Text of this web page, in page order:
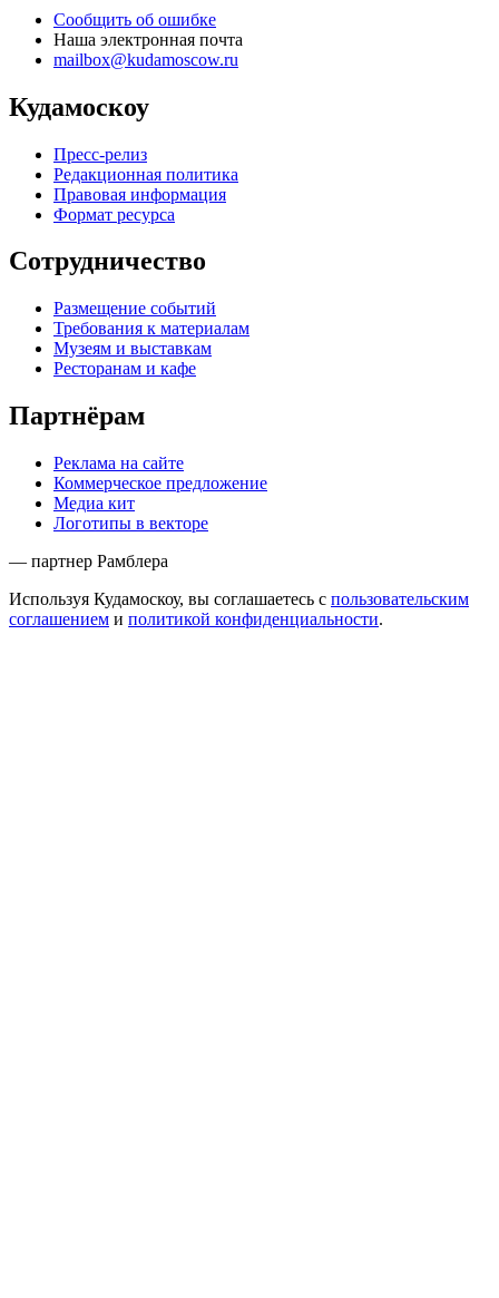
Сообщить об ошибке
Наша электронная почта
mailbox@kudamoscow.ru
Кудамоскоу
Пресс-релиз
Редакционная политика
Правовая информация
Формат ресурса
Сотрудничество
Размещение событий
Требования к материалам
Музеям и выставкам
Ресторанам и кафе
Партнёрам
Реклама на сайте
Коммерческое предложение
Медиа кит
Логотипы в векторе
— партнер Рамблера
Используя Кудамоскоу, вы соглашаетесь с пользовательским
соглашением и политикой конфиденциальности.